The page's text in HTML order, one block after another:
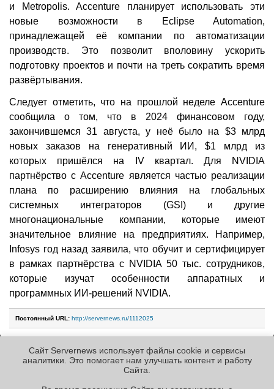
и Metropolis. Accenture планирует использовать эти
новые возможности в Eclipse Automation,
принадлежащей её компании по автоматизации
производств. Это позволит вполовину ускорить
подготовку проектов и почти на треть сократить время
развёртывания.
Следует отметить, что на прошлой неделе Accenture
сообщила о том, что в 2024 финансовом году,
закончившемся 31 августа, у неё было на $3 млрд
новых заказов на генеративный ИИ, $1 млрд из
которых пришёлся на IV квартал. Для NVIDIA
партнёрство с Accenture является частью реализации
плана по расширению влияния на глобальных
системных интеграторов (GSI) и другие
многонациональные компании, которые имеют
значительное влияние на предприятиях. Например,
Infosys год назад заявила, что обучит и сертифицирует
в рамках партнёрства с NVIDIA 50 тыс. сотрудников,
которые изучат особенности аппаратных и
программных ИИ-решений NVIDIA.
Постоянный URL: http://servernews.ru/1112025
Следующие новости »
Сайт Servernews использует файлы cookie и сервисы
аналитики. Это помогает нам улучшать контент и работу
Cайта.